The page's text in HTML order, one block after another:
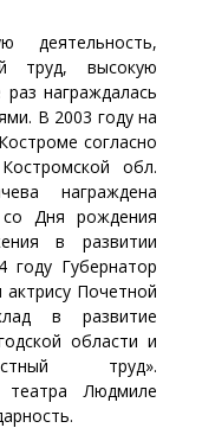
деятельность,
труд, высокую
награждалась
В 2003 году на
согласно
обл.
награждена
Дня рождения
в развитии
году Губернатор
актрису Почетной
в развитие
области и
труд».
театра Людмиле